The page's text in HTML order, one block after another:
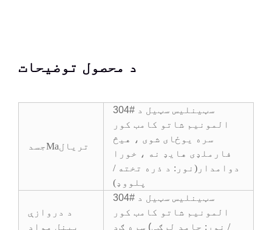
د محصول توضیحات
جسدMaتریال
304# سټینلیس سټیل د
المونیم شاتو کامب کور
سره یوځای شوی ، هیڅ
فارملډی هایډ نه ، خورا
دوامدار ( نور: د ذره تخته /
پلووډ)
د دروازې
پینل مواد
304# سټینلیس سټیل د
المونیم شاتو کامب کور
سره ګډ (نور: جامد لرګی /